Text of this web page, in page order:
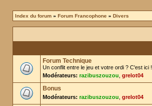
Index du forum » Forum Francophone » Divers
Forum Technique
Un conflit entre le jeu et votre ordi ? C'est ici !
Modérateurs: razibuszouzou grelot04
Bonus
Modérateurs: razibuszouzou grelot04